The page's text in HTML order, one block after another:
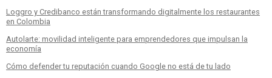
Loggro y Credibanco están transformando digitalmente los restaurantes
en Colombia
Autolarte: movilidad inteligente para emprendedores que impulsan la
economía
Cómo defender tu reputación cuando Google no está de tu lado